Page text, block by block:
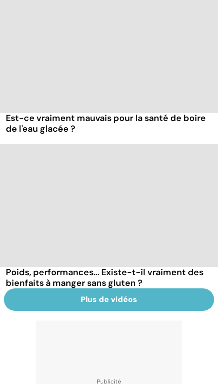
Est-ce vraiment mauvais pour la santé de boire
de l'eau glacée ?
Poids, performances... Existe-t-il vraiment des
bienfaits à manger sans gluten ?
Plus de vidéos